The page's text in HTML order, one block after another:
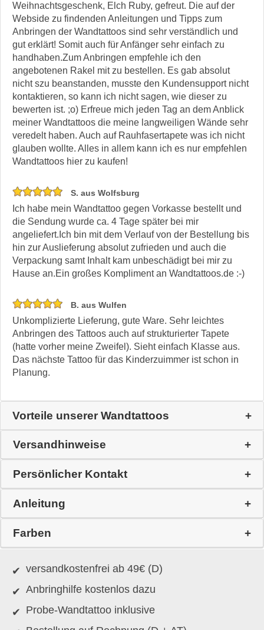
Weihnachtsgeschenk, Elch Ruby, gefreut. Die auf der
Webside zu findenden Anleitungen und Tipps zum
Anbringen der Wandtattoos sind sehr verständlich und
gut erklärt! Somit auch für Anfänger sehr einfach zu
handhaben.Zum Anbringen empfehle ich den
angebotenen Rakel mit zu bestellen. Es gab absolut
nicht szu beanstanden, musste den Kundensupport nicht
kontaktieren, so kann ich nicht sagen, wie dieser zu
bewerten ist. ;o) Erfreue mich jeden Tag an dem Anblick
meiner Wandtattoos die meine langweiligen Wände sehr
veredelt haben. Auch auf Rauhfasertapete was ich nicht
glauben wollte. Alles in allem kann ich es nur empfehlen
Wandtattoos hier zu kaufen!
S. aus Wolfsburg
Ich habe mein Wandtattoo gegen Vorkasse bestellt und
die Sendung wurde ca. 4 Tage später bei mir
angeliefert.Ich bin mit dem Verlauf von der Bestellung bis
hin zur Auslieferung absolut zufrieden und auch die
Verpackung samt Inhalt kam unbeschädigt bei mir zu
Hause an.Ein großes Kompliment an Wandtattoos.de :-)
B. aus Wulfen
Unkomplizierte Lieferung, gute Ware. Sehr leichtes
Anbringen des Tattoos auch auf strukturierter Tapete
(hatte vorher meine Zweifel). Sieht einfach Klasse aus.
Das nächste Tattoo für das Kinderzuimmer ist schon in
Planung.
Vorteile unserer Wandtattoos
Versandhinweise
Persönlicher Kontakt
Anleitung
Farben
versandkostenfrei ab 49€ (D)
Anbringhilfe kostenlos dazu
Probe-Wandtattoo inklusive